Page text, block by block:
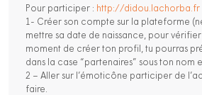
Pour participer : http://didou.lachorba.fr
1- Créer son compte sur la plateforme
mettre sa date de naissance, pour vérifier
moment de créer ton profil, tu pourras
dans la case “partenaires” sous ton nom
2 – Aller sur l’émoticône participer de
faire.